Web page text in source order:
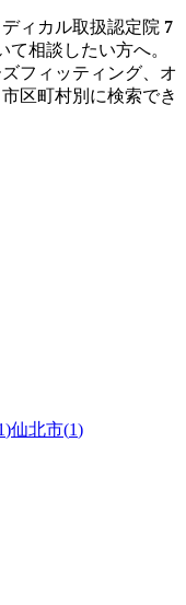
ィカル取扱認定院 7
相談したい方へ。
フィッティング、オ
区町村別に検索でき
)仙北市(1)